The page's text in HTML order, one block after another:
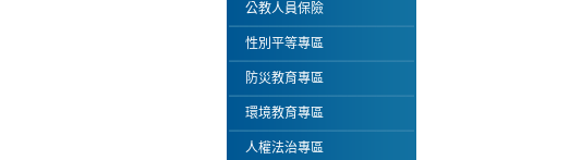
公教人員保險
性別平等專區
防災教育專區
環境教育專區
人權法治專區